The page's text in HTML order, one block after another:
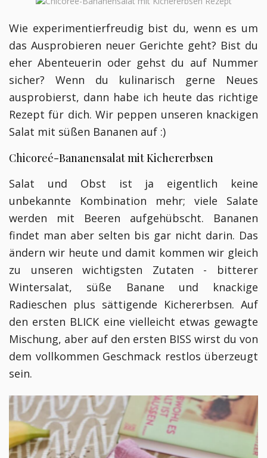
Wie experimentierfreudig bist du, wenn es um
das Ausprobieren neuer Gerichte geht? Bist du
eher Abenteuerin oder gehst du auf Nummer
sicher? Wenn du kulinarisch gerne Neues
ausprobierst, dann habe ich heute das richtige
Rezept für dich. Wir peppen unseren knackigen
Salat mit süßen Bananen auf :)
Chicoreé-Bananensalat mit Kichererbsen
Salat und Obst ist ja eigentlich keine
unbekannte Kombination mehr; viele Salate
werden mit Beeren aufgehübscht. Bananen
findet man aber selten bis gar nicht darin. Das
ändern wir heute und damit kommen wir gleich
zu unseren wichtigsten Zutaten - bitterer
Wintersalat, süße Banane und knackige
Radieschen plus sättigende Kichererbsen. Auf
den ersten BLICK eine vielleicht etwas gewagte
Mischung, aber auf den ersten BISS wirst du von
dem vollkommen Geschmack restlos überzeugt
sein.